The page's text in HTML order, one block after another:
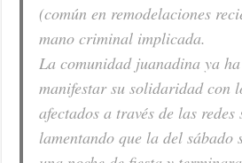
(común en remodelaciones
mano criminal implicada.
La comunidad juanadina ya
manifestar su solidaridad con
afectados a través de las redes
lamentando que la del sábado